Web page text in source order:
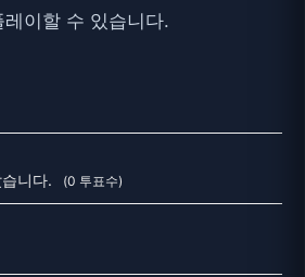
이할 수 있습니다.
니다.
(0 투표수)